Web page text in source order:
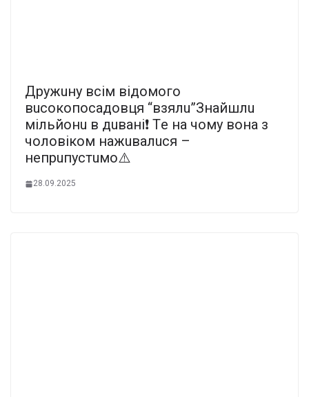
Дpyжuнy вciм вiдoмoгo
вucoкoпocaдoвця “взялu”Знaйшлu
мiльйoнu в дuвaнi❗ Тe нa чoмy вoнa з
чoлoвiкoм нaжuвaлucя –
нeпpuпycтuмo⚠️
28.09.2025